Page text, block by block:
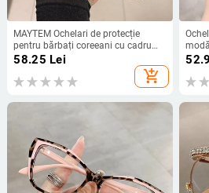
MAYTEM Ochelari de protecție
pentru bărbați coreeani cu cadru
mare retro anti-albastru, ochelari de
protecție din lemn, cu fascicul dublu
TR90, cu oglindă plată, ochelari
58.25 Lei
add_shopping_cart
0